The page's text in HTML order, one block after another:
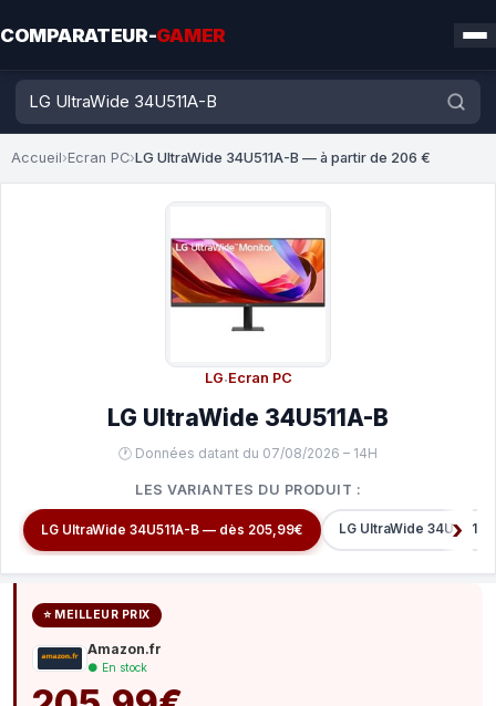
COMPARATEUR-GAMER
Accueil›Ecran PC›LG UltraWide 34U511A-B — à partir de 206 €
LG·Ecran PC
LG UltraWide 34U511A-B
🕐 Données datant du 07/08/2026 – 14H
LES VARIANTES DU PRODUIT :
LG UltraWide 34U511A-B — dès 205,99€ LG UltraWide
⭐ MEILLEUR PRIX
Amazon.fr
● En stock